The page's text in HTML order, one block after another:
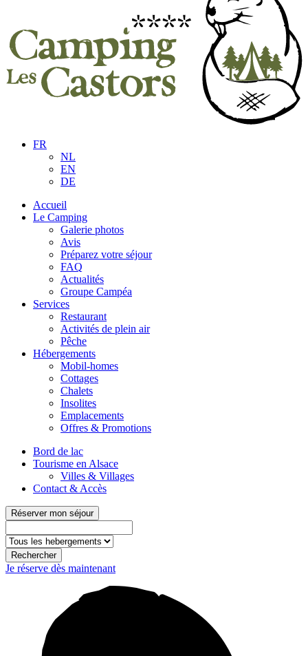
FR
NL
EN
DE
Accueil
Le Camping
Galerie photos
Avis
Préparez votre séjour
FAQ
Actualités
Groupe Campéa
Services
Restaurant
Activités de plein air
Pêche
Hébergements
Mobil-homes
Cottages
Chalets
Insolites
Emplacements
Offres & Promotions
Bord de lac
Tourisme en Alsace
Villes & Villages
Contact & Accès
Réserver mon séjour
Rechercher
Je réserve dès maintenant